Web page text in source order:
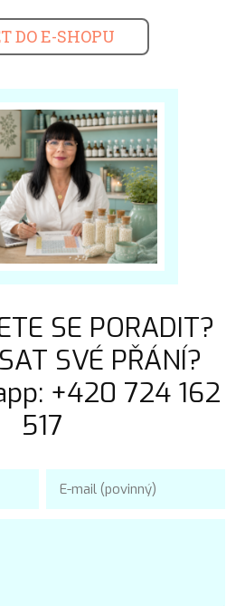
DO E-SHOPU
SE PORADIT?
SVÉ PŘÁNÍ?
+420 724 162
517